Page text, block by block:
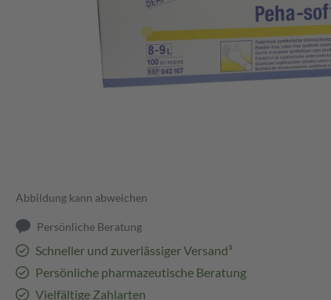
Abbildung kann abweichen
Persönliche Beratung
Schneller und zuverlässiger Versand³
Persönliche pharmazeutische Beratung
Vielfältige Zahlarten